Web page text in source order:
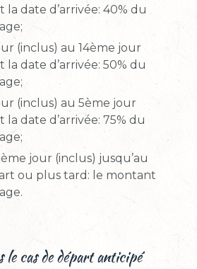
la date d’arrivée: 40% du
(inclus) au 14ème jour
la date d’arrivée: 50% du
(inclus) au 5ème jour
la date d’arrivée: 75% du
jour (inclus) jusqu’au
ou plus tard: le montant
le cas de départ anticipé